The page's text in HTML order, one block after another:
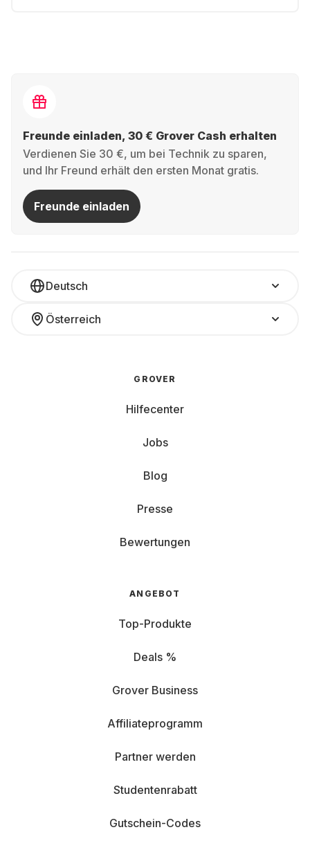
Freunde einladen, 30 € Grover Cash erhalten
Verdienen Sie 30 €, um bei Technik zu sparen,
und Ihr Freund erhält den ersten Monat gratis.
Freunde einladen
Deutsch
Österreich
GROVER
Hilfecenter
Jobs
Blog
Presse
Bewertungen
ANGEBOT
Top-Produkte
Deals %
Grover Business
Affiliateprogramm
Partner werden
Studentenrabatt
Gutschein-Codes